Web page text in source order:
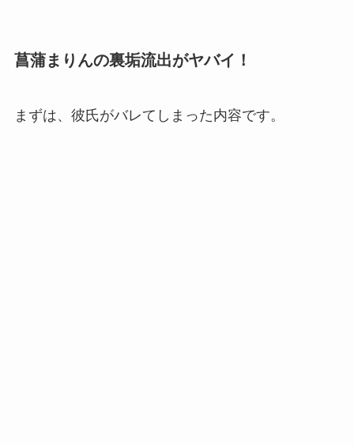
菖蒲まりんの裏垢流出がヤバイ！
まずは、彼氏がバレてしまった内容です。